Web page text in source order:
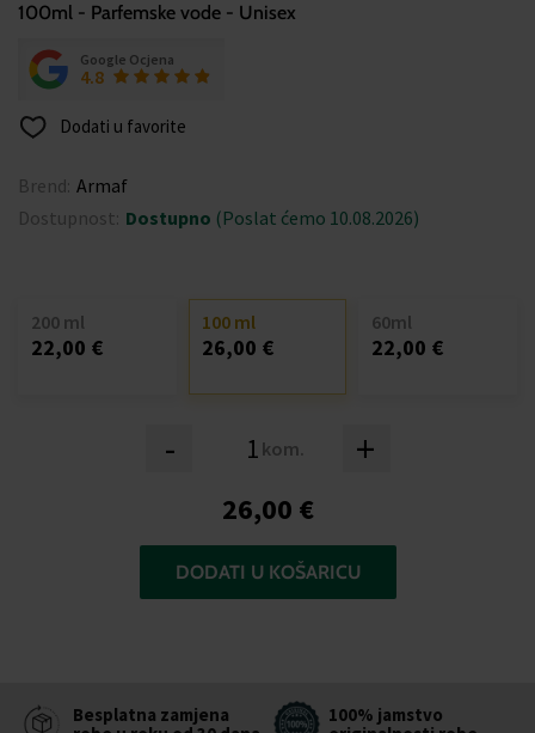
100ml - Parfemske vode - Unisex
Google Ocjena
4.8
Dodati u favorite
Brend: Armaf
Dostupnost: Dostupno (Poslat ćemo 10.08.2026)
- kom. +
200 ml
22,00 €
100 ml
26,00 €
60ml
22,00 €
26,00 €
DODATI U KOŠARICU
Besplatna zamjena
100% jamstvo